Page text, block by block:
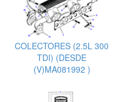
COLECTORES (2.5L 300
TDI) (DESDE
(V)MA081992 )